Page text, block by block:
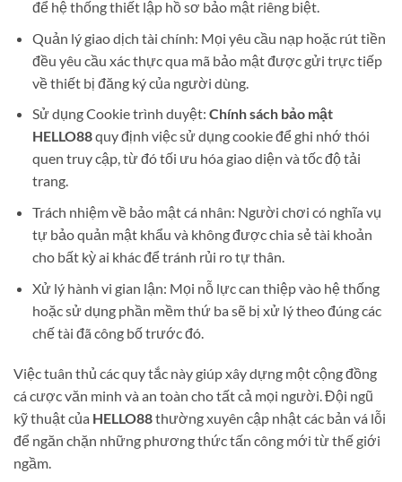
để hệ thống thiết lập hồ sơ bảo mật riêng biệt.
Quản lý giao dịch tài chính: Mọi yêu cầu nạp hoặc rút tiền
đều yêu cầu xác thực qua mã bảo mật được gửi trực tiếp
về thiết bị đăng ký của người dùng.
Sử dụng Cookie trình duyệt: Chính sách bảo mật
HELLO88quy định việc sử dụng cookie để ghi nhớ thói
quen truy cập, từ đó tối ưu hóa giao diện và tốc độ tải
trang.
Trách nhiệm về bảo mật cá nhân: Người chơi có nghĩa vụ
tự bảo quản mật khẩu và không được chia sẻ tài khoản
cho bất kỳ ai khác để tránh rủi ro tự thân.
Xử lý hành vi gian lận: Mọi nỗ lực can thiệp vào hệ thống
hoặc sử dụng phần mềm thứ ba sẽ bị xử lý theo đúng các
chế tài đã công bố trước đó.
Việc tuân thủ các quy tắc này giúp xây dựng một cộng đồng
cá cược văn minh và an toàn cho tất cả mọi người. Đội ngũ
kỹ thuật của HELLO88thường xuyên cập nhật các bản vá lỗi
để ngăn chặn những phương thức tấn công mới từ thế giới
ngầm.